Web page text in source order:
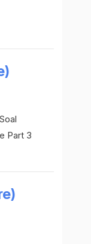
Part 3